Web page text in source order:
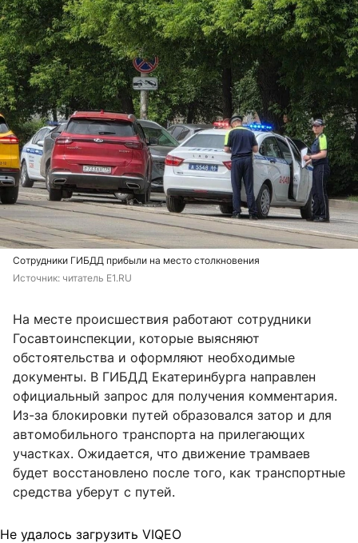
Сотрудники ГИБДД прибыли на место столкновения
Источник: читатель E1.RU
На месте происшествия работают сотрудники
Госавтоинспекции, которые выясняют
обстоятельства и оформляют необходимые
документы. В ГИБДД Екатеринбурга направлен
официальный запрос для получения комментария.
Из-за блокировки путей образовался затор и для
автомобильного транспорта на прилегающих
участках. Ожидается, что движение трамваев
будет восстановлено после того, как транспортные
средства уберут с путей.
Не удалось загрузить VIQEO